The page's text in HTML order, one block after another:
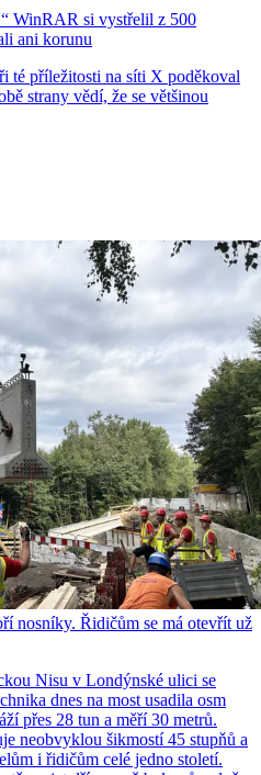
WinRAR si vystřelil z 500
ani korunu
té příležitosti na síti X poděkoval
strany vědí, že se většinou
nosníky. Řidičům se má otevřít už
Nisu v Londýnské ulici se
dnes na most usadila osm
přes 28 tun a měří 30 metrů.
neobvyklou šikmostí 45 stupňů a
i řidičům celé jedno století.